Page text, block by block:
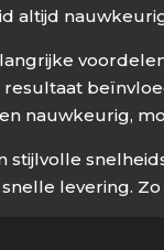
altijd
nauwkeurig,
levering.